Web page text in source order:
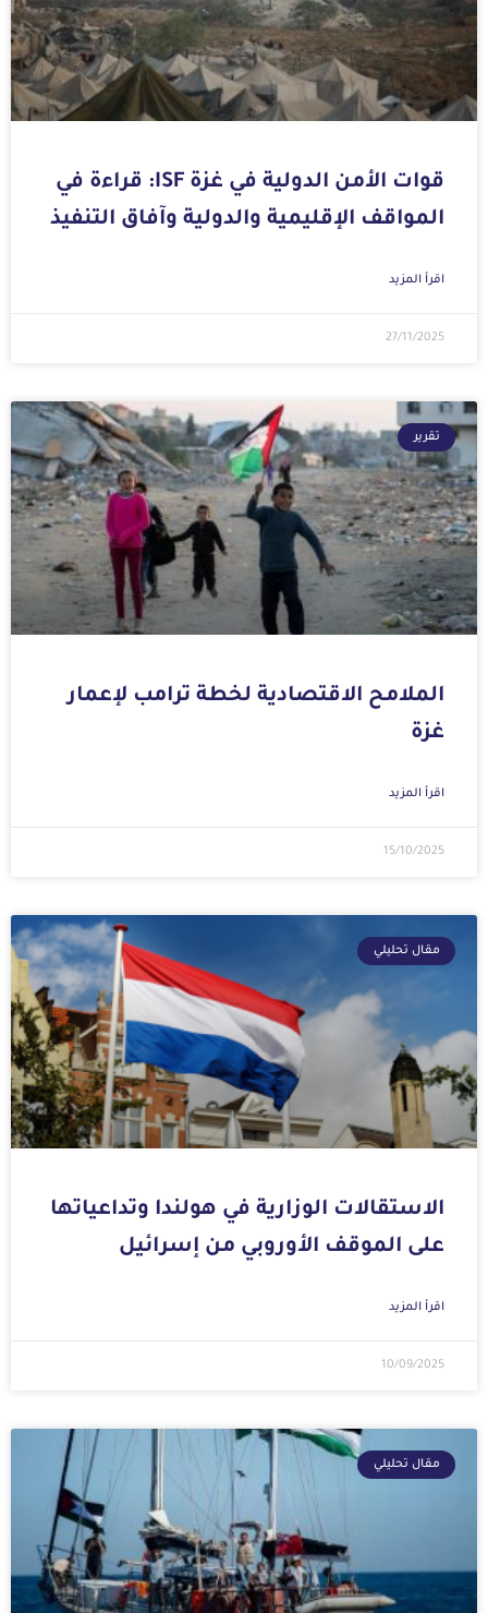
قوات الأمن الدولية في غزة ISF: قراءة في
المواقف الإقليمية والدولية وآفاق التنفيذ
اقرأ المزيد
27/11/2025
تقرير
الملامح الاقتصادية لخطة ترامب لإعمار
غزة
اقرأ المزيد
15/10/2025
مقال تحليلي
الاستقالات الوزارية في هولندا وتداعياتها
على الموقف الأوروبي من إسرائيل
اقرأ المزيد
10/09/2025
مقال تحليلي